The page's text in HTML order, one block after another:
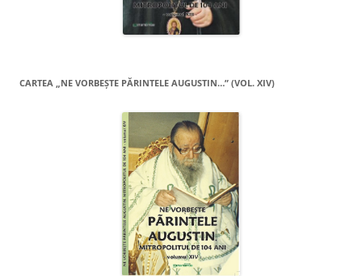
CARTEA „NE VORBEŞTE PĂRINTELE AUGUSTIN…” (VOL. XIV)